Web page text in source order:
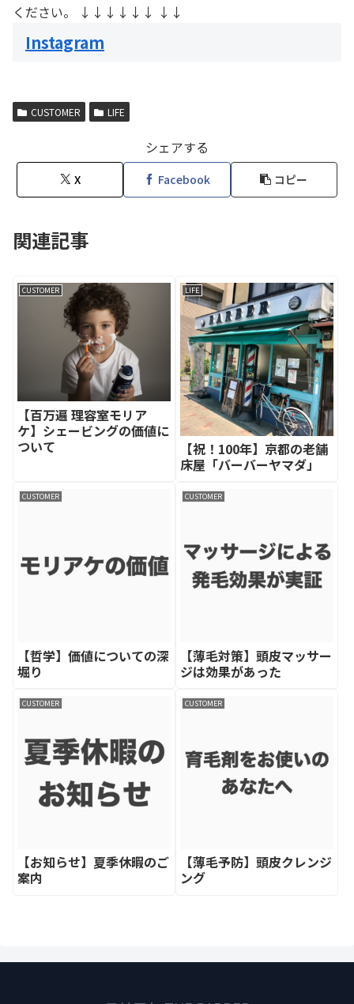
ください。 ↓↓↓↓↓↓ ↓↓
Instagram
CUSTOMER LIFE
シェアする
X Facebook コピー
関連記事
CUSTOMER
【百万遍 理容室モリア
ケ】シェービングの価値に
ついて
LIFE
【祝！100年】京都の老舗
床屋「バーバーヤマダ」
CUSTOMER
【哲学】価値についての深
堀り
CUSTOMER
【薄毛対策】頭皮マッサー
ジは効果があった
CUSTOMER
【お知らせ】夏季休暇のご
案内
CUSTOMER
【薄毛予防】頭皮クレンジ
ング